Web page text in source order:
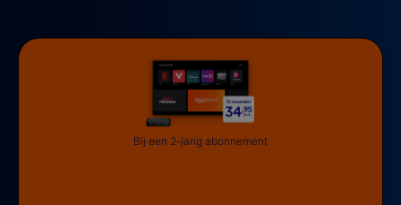
Bij een 2-jarig abonnement